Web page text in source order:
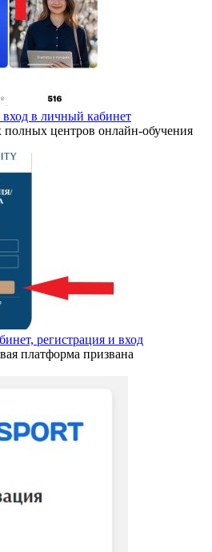
в личный кабинет
центров онлайн-обучения
регистрация и вход
платформа призвана